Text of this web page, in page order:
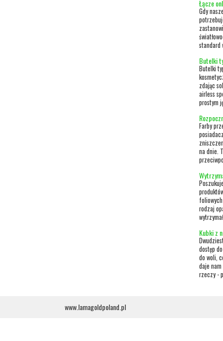
Łącze
Gdy
Butelki
Butelki
zdając
airless
prostym
Farby
na dnie.
rodzaj
Kubki z
dostęp
do woli,
daje
rzeczy -
www.lamagoldpoland.pl